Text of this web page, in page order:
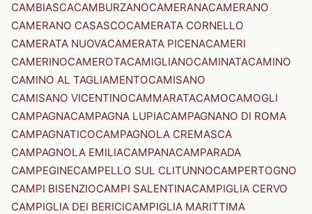
CAMBIASCACAMBURZANOCAMERANACAMERANO
CAMERANO CASASCOCAMERATA CORNELLO
CAMERATA NUOVACAMERATA PICENACAMERI
CAMERINOCAMEROTACAMIGLIANOCAMINATACAMINO
CAMINO AL TAGLIAMENTOCAMISANO
CAMISANO VICENTINOCAMMARATACAMOCAMOGLI
CAMPAGNACAMPAGNA LUPIACAMPAGNANO DI ROMA
CAMPAGNATICOCAMPAGNOLA CREMASCA
CAMPAGNOLA EMILIACAMPANACAMPARADA
CAMPEGINECAMPELLO SUL CLITUNNOCAMPERTOGNO
CAMPI BISENZIOCAMPI SALENTINACAMPIGLIA CERVO
CAMPIGLIA DEI BERICICAMPIGLIA MARITTIMA